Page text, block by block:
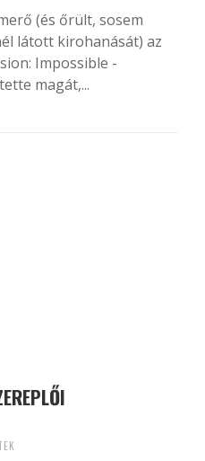
(és őrült, sosem
látott kirohanását) az
Impossible -
magát,...